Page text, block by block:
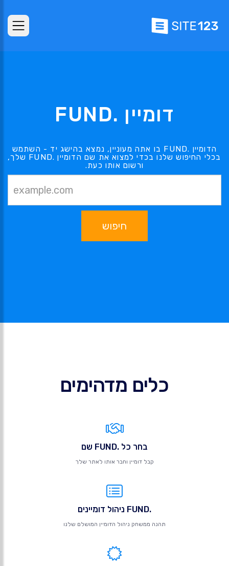
דומיין .FUND
הדומיין .FUND בו אתה מעוניין, נמצא בהישג יד - השתמש
בכלי החיפוש שלנו בכדי למצוא את שם הדומיין .FUND שלך,
ורשום אותו כעת.
חיפוש
כלים מדהימים
בחר כל .FUND שם
קבל דומיין וחבר אותו לאתר שלך
.FUND ניהול דומיינים
תהנה ממשחק ניהול הדומיין המושלם שלנו